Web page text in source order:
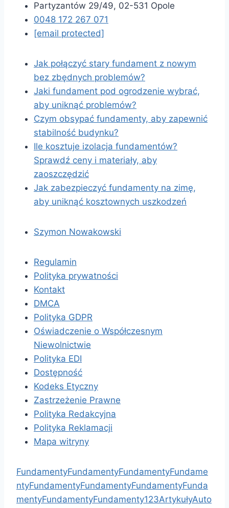
Partyzantów 29/49, 02-531 Opole
0048 172 267 071
[email protected]
Jak połączyć stary fundament z nowym
bez zbędnych problemów?
Jaki fundament pod ogrodzenie wybrać,
aby uniknąć problemów?
Czym obsypać fundamenty, aby zapewnić
stabilność budynku?
Ile kosztuje izolacja fundamentów?
Sprawdź ceny i materiały, aby
zaoszczędzić
Jak zabezpieczyć fundamenty na zimę,
aby uniknąć kosztownych uszkodzeń
Szymon Nowakowski
Regulamin
Polityka prywatności
Kontakt
DMCA
Polityka GDPR
Oświadczenie o Współczesnym
Niewolnictwie
Polityka EDI
Dostępność
Kodeks Etyczny
Zastrzeżenie Prawne
Polityka Redakcyjna
Polityka Reklamacji
Mapa witryny
FundamentyFundamentyFundamentyFundame
ntyFundamentyFundamentyFundamentyFunda
mentyFundamentyFundamenty123ArtykułyAuto